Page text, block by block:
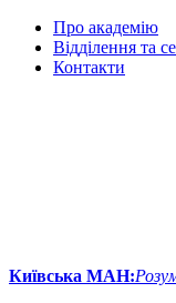
Про академію
Відділення та
Контакти
Київська МАН: